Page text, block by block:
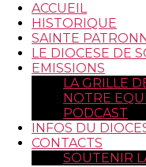
ACCUEIL
HISTORIQUE
SAINTE
LE DIOCESE DE
EMISSIONS
LA GRILLE
NOTRE
PODCAST
INFOS DU
CONTACTS
SOUTENIR